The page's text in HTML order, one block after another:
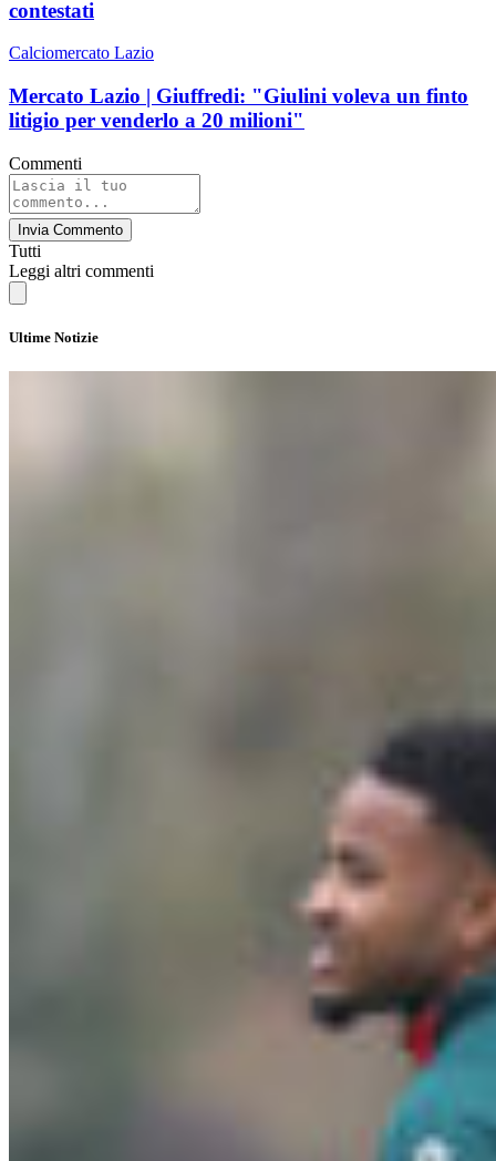
contestati
Calciomercato Lazio
Mercato Lazio | Giuffredi: "Giulini voleva un finto
litigio per venderlo a 20 milioni"
Commenti
Invia Commento
Tutti
Leggi altri commenti
Ultime Notizie